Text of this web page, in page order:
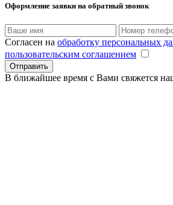
Оформление заявки на обратный звонок
Согласен на обработку персональных
пользовательским соглашением
В ближайшее время с Вами свяжется